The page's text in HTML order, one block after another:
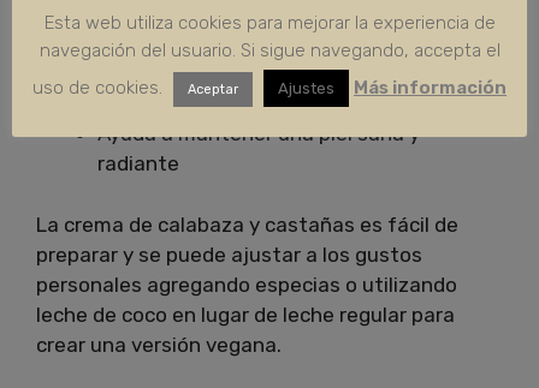
Mejora la circulación sanguínea
Reduce el colesterol y mejora la salud del
corazón
Refuerza el sistema inmunológico
Ayuda a mantener una piel sana y
radiante
La crema de calabaza y castañas es fácil de
preparar y se puede ajustar a los gustos
personales agregando especias o utilizando
leche de coco en lugar de leche regular para
crear una versión vegana.
Esta web utiliza cookies para mejorar la experiencia de
navegación del usuario. Si sigue navegando, accepta el
uso de cookies.
Aceptar Ajustes Más información